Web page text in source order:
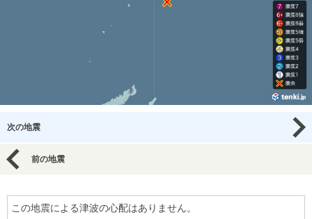
次の地震
前の地震
この地震による津波の心配はありません。